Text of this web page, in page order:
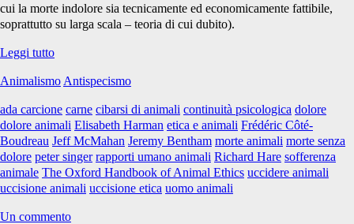
cui la morte indolore sia tecnicamente ed economicamente fattibile,
soprattutto su larga scala – teoria di cui dubito).
Leggi tuttoQuattro
a
dell’uccisione
degli
Animali?
Animalismo Antispecismo
ada carcione carne cibarsi di animali continuità psicologica dolore
dolore animali Elisabeth Harman etica e animali Frédéric Côté-
Boudreau Jeff McMahan Jeremy Bentham morte animali morte senza
dolore peter singer rapporti umano animali Richard Hare sofferenza
animale The Oxford Handbook of Animal Ethics uccidere animali
uccisione animali uccisione etica uomo animali
Un commento